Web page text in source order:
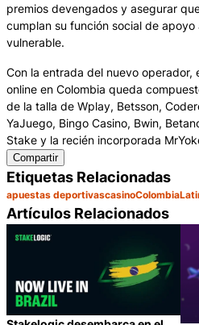
premios devengados y asegurar
cumplan su función social de
vulnerable.
Con la entrada del nuevo operador,
online en Colombia queda
de la talla de Wplay, Betsson,
YaJuego, Bingo Casino, Bwin,
Stake y la recién incorporada
Compartir
Etiquetas Relacionadas
apuestas deportivascasinoColombia
Artículos Relacionados